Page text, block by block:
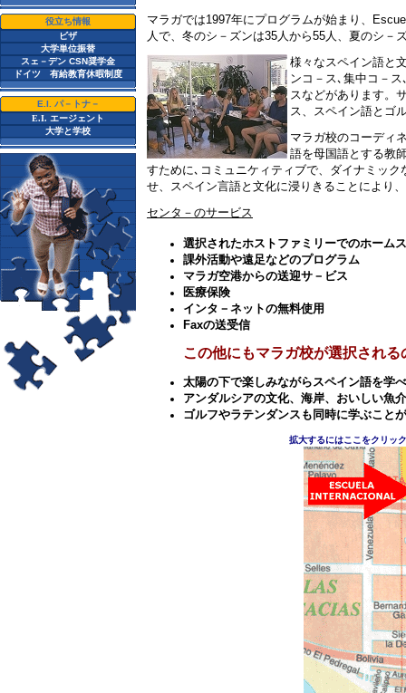
役立ち情報
ビザ
大学単位振替
スェ－デン CSN奨学金
ドイツ 有給教育休暇制度
E.I. パ－トナ－
E.I. エージェント
大学と学校
マラガでは1997年にプログラムが始まり、
人で、冬のシ－ズンは35人から55人、夏のシ－
様々なスペイン語と
ンコ－ス､集中コ－
スなどがあります。
ス、スペイン語とゴ
マラガ校のコーディ
語を母国語とする教
すために､コミュニケィティブで、ダイナミッ
せ、スペイン言語と文化に浸りきることにより
センタ－のサービス
選択されたホストファミリーでのホーム
課外活動や遠足などのプログラム
マラガ空港からの送迎サ－ビス
医療保険
インタ－ネットの無料使用
Faxの送受信
この他にもマラガ校が選択され
太陽の下で楽しみながらスペイン語を学
アンダルシアの文化、海岸、おいしい魚
ゴルフやラテンダンスも同時に学ぶこと
拡大するにはここをクリッ